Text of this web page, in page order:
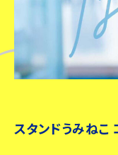
スタンドうみねこ